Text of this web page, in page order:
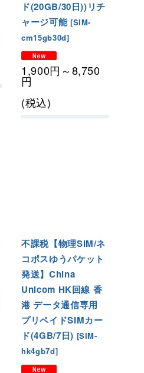
ド(20GB/30日))リチ
ャージ可能 [SIM-
cm15gb30d]
1,900円 ～8,750
円
(税込)
不課税【物理SIM/ネ
コポスゆうパケット
発送】China
Unicom HK回線 香
港 データ通信専用
プリペイドSIMカー
ド(4GB/7日) [SIM-
hk4gb7d]